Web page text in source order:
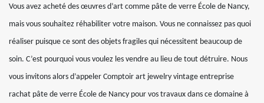
Vous avez acheté des œuvres d’art comme pâte de verre École de Nancy,
mais vous souhaitez réhabiliter votre maison. Vous ne connaissez pas quoi
réaliser puisque ce sont des objets fragiles qui nécessitent beaucoup de
soin. C’est pourquoi vous voulez les vendre au lieu de tout détruire. Nous
vous invitons alors d’appeler Comptoir art jewelry vintage entreprise
rachat pâte de verre École de Nancy pour vos travaux dans ce domaine à